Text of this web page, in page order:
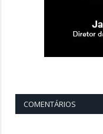
COMENTÁRIOS